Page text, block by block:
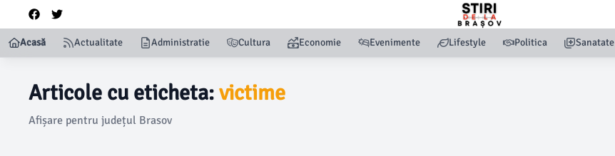
Acasă Actualitate Administratie Cultura Economie Evenimente Lifestyle Politica Sanatate
Articole cu eticheta:victime
Afișare pentru județul Brasov